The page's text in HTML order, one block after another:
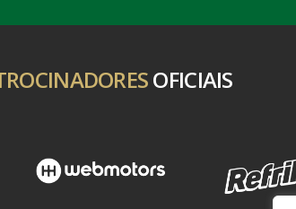
OFICIAIS